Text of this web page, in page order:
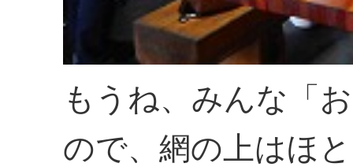
もうね、みんな「
ので、網の上はほ